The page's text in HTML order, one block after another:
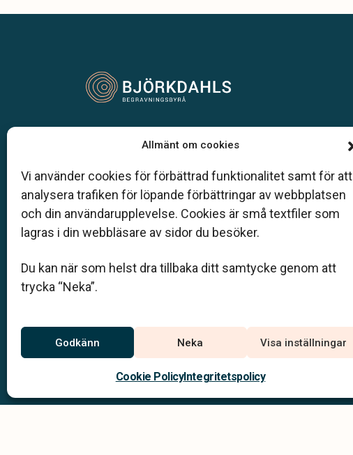
Allmänt om cookies
Vi använder cookies för förbättrad funktionalitet samt för att
analysera trafiken för löpande förbättringar av webbplatsen
och din användarupplevelse. Cookies är små textfiler som
lagras i din webbläsare av sidor du besöker.
Du kan när som helst dra tillbaka ditt samtycke genom att
trycka “Neka”.
Godkänn Neka Visa inställningar
Cookie PolicyIntegritetspolicy
Klarahill består av kunniga lokala familjeföretag som är
förbund (SBF). Det personliga är centralt för oss, både
när det gäller bemötande och när vi utformar
skräddarsydda personliga begravningar.
info@bjorkdahlsbegravningsbyra.se
Du når oss dygnet runt på:
Norrköping –
011 – 12 03 34
0121 – 102 01